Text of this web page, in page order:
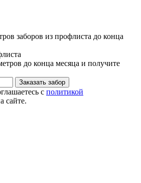
заборов из профлиста до конца
до конца месяца и получите
с политикой
сайте.